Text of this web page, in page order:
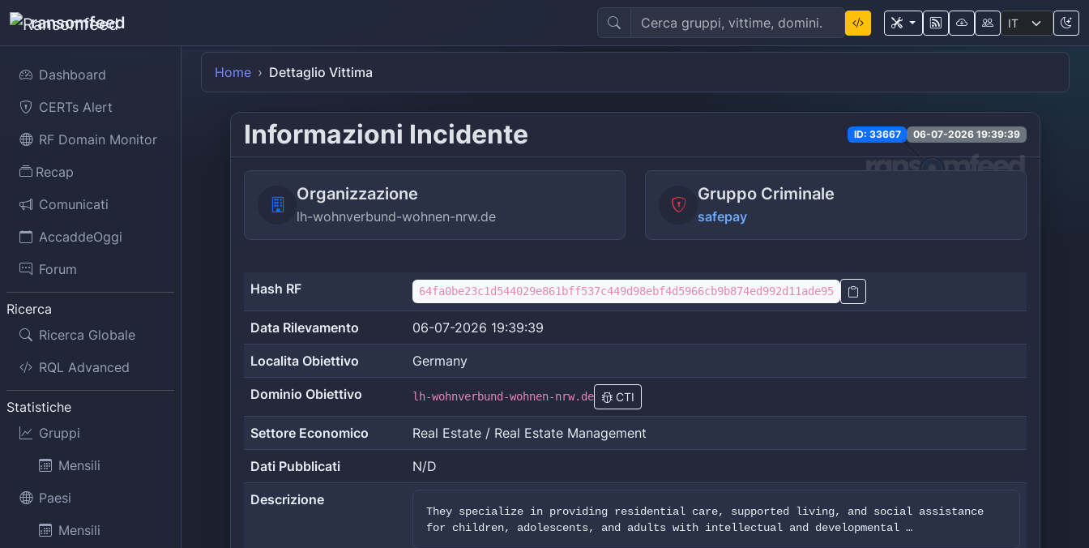
ransomfeed
Dashboard
CERTs Alert
RF Domain Monitor
Recap
Comunicati
AccaddeOggi
Forum
Ricerca
Ricerca Globale
RQL Advanced
Statistiche
Gruppi
Mensili
Paesi
Mensili
Home Dettaglio Vittima
Informazioni Incidente ID: 33667 06-07-2026 19:39:39
Organizzazione
lh-wohnverbund-wohnen-nrw.de
Gruppo Criminale
safepay
Hash RF 64fa0be23c1d544029e861bff537c449d98ebf4d5966cb9b874ed992d11ade95
Data Rilevamento 06-07-2026 19:39:39
Localita Obiettivo Germany
Dominio Obiettivo lh-wohnverbund-wohnen-nrw.de CTI
Settore Economico Real Estate / Real Estate Management
Dati Pubblicati N/D
Descrizione
They specialize in providing residential care, supported living, and social assistance
for children, adolescents, and adults with intellectual and developmental …